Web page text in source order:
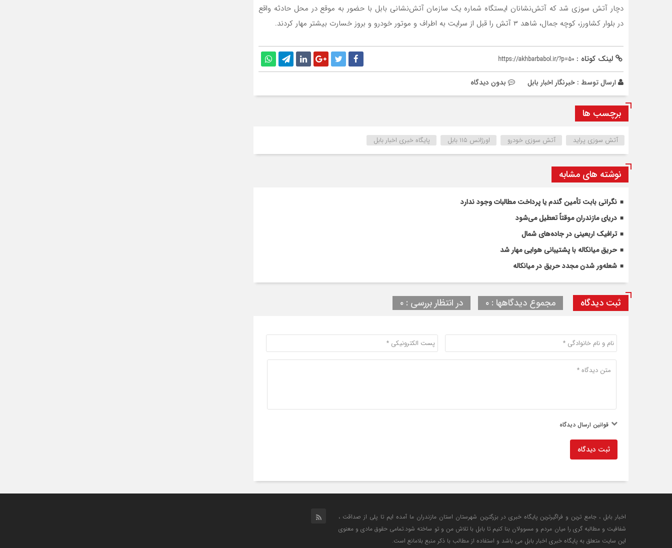
دچار آتش سوزی شد که آتش‌نشانان ایستگاه شماره یک سازمان آتش‌نشانی بابل با حضور به موقع در محل حادثه واقع
در بلوار کشاورز، کوچه جمال، شاهد ۳ آتش را قبل از سرایت به اطراف و موتور خودرو و بروز خسارت بیشتر مهار کردند.
لینک کوتاه : https://akhbarbabol.ir/?p=50
ارسال توسط : خبرنگار اخبار بابل بدون دیدگاه
برچسب ها
آتش سوزی پراید آتش سوزی خودرو اورژانس ۱۱۵ بابل پایگاه خبری اخبار بابل
نوشته های مشابه
نگرانی بابت تأمین گندم یا پرداخت مطالبات وجود ندارد
دریای مازندران موقتاً تعطیل می‌شود
ترافیک اربعینی در جاده‌های شمال
حریق میانکاله با پشتیبانی هوایی مهار شد
شعله‌ور شدن مجدد حریق در میانکاله
ثبت دیدگاه مجموع دیدگاهها : ۰ در انتظار بررسی : ۰
قوانین ارسال دیدگاه
ثبت دیدگاه
اخبار بابل ، جامع ترین و فراگیرترین پایگاه خبری در بزرگترین شهرستان استان مازندران ما آمده ایم تا پلی از صداقت ،
شفافیت و مطالبه گری را میان مردم و مسوولان بنا کنیم تا بابل با تلاش من و تو ساخته شود.تمامی حقوق مادی و معنوی
این سایت متعلق به پایگاه خبری اخبار بابل می باشد و استفاده از مطالب با ذکر منبع بلامانع است.